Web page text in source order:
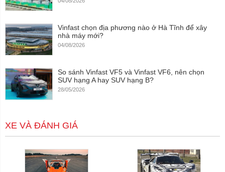
Vinfast chọn địa phương nào ở Hà Tĩnh để xây
nhà máy mới?
04/08/2026
So sánh Vinfast VF5 và Vinfast VF6, nên chọn
SUV hạng A hay SUV hạng B?
28/05/2026
XE VÀ ĐÁNH GIÁ